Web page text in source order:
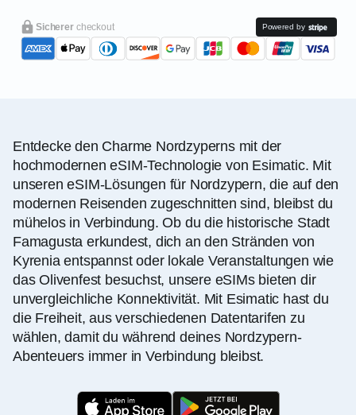
Sicherer checkout Powered by
Entdecke den Charme Nordzyperns mit der
hochmodernen eSIM-Technologie von Esimatic. Mit
unseren eSIM-Lösungen für Nordzypern, die auf den
modernen Reisenden zugeschnitten sind, bleibst du
mühelos in Verbindung. Ob du die historische Stadt
Famagusta erkundest, dich an den Stränden von
Kyrenia entspannst oder lokale Veranstaltungen wie
das Olivenfest besuchst, unsere eSIMs bieten dir
unvergleichliche Konnektivität. Mit Esimatic hast du
die Freiheit, aus verschiedenen Datentarifen zu
wählen, damit du während deines Nordzypern-
Abenteuers immer in Verbindung bleibst.